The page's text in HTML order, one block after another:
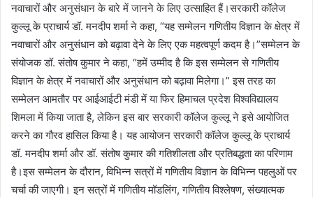
नवाचारों और अनुसंधान के बारे में जानने के लिए उत्साहित हैं।सरकारी कॉलेज
कुल्लू के प्राचार्य डॉ. मनदीप शर्मा ने कहा, “यह सम्मेलन गणितीय विज्ञान के क्षेत्र में
नवाचारों और अनुसंधान को बढ़ावा देने के लिए एक महत्वपूर्ण कदम है।”सम्मेलन के
संयोजक डॉ. संतोष कुमार ने कहा, “हमें उम्मीद है कि इस सम्मेलन से गणितीय
विज्ञान के क्षेत्र में नवाचारों और अनुसंधान को बढ़ावा मिलेगा।” इस तरह का
सम्मेलन आमतौर पर आईआईटी मंडी में या फिर हिमाचल प्रदेश विश्वविद्यालय
शिमला में किया जाता है, लेकिन इस बार सरकारी कॉलेज कुल्लू ने इसे आयोजित
करने का गौरव हासिल किया है। यह आयोजन सरकारी कॉलेज कुल्लू के प्राचार्य
डॉ. मनदीप शर्मा और डॉ. संतोष कुमार की गतिशीलता और प्रतिबद्धता का परिणाम
है।इस सम्मेलन के दौरान, विभिन्न सत्रों में गणितीय विज्ञान के विभिन्न पहलुओं पर
चर्चा की जाएगी। इन सत्रों में गणितीय मॉडलिंग, गणितीय विश्लेषण, संख्यात्मक